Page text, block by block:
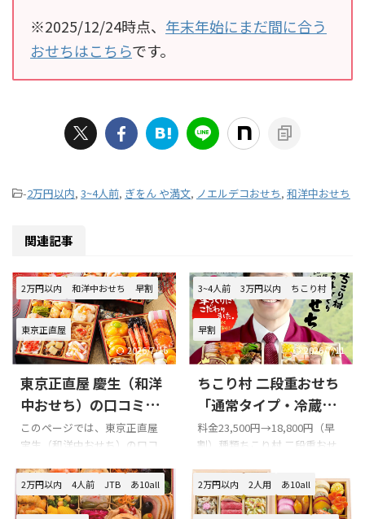
※2025/12/24時点、 年末年始にまだ間に合う
おせちはこちらです。
-2万円以内, 3~4人前, ぎをん や満文, ノエルデコおせち, 和洋中おせち
関連記事
2万円以内 和洋中おせち 早割
東京正直屋
2026/7/16
東京正直屋 慶生（和洋
中おせち）の口コミを
まとめてみました!!!
このページでは、東京正直屋
宝生（和洋中おせち）の口コ
東京正直屋 宝生（和洋中おせ
ち）を購入の際の参考に是非
どうぞ!!! 東京正直屋 宝生（和
3~4人前 3万円以内 ちこり村
早割
2026/7/11
ちこり村 二段重おせち
「通常タイプ・冷蔵」
の口コミをまとめてみ
ました!!!
料金23,500円→18,800円（早
割）種類ちこり村 二段重おせ
前・冷蔵配送日12月31日 この
ページでは、ちこり村 二段重
おせち「通常タイプ」の口コ
2万円以内 4人前 JTB あ10all 2万円以内 2人用 あ10all